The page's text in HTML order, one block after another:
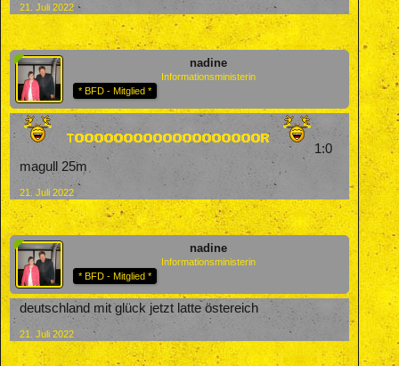
21. Juli 2022
nadine
Informationsministerin
* BFD - Mitglied *
1:0
magull 25m
21. Juli 2022
nadine
Informationsministerin
* BFD - Mitglied *
deutschland mit glück jetzt latte östereich
21. Juli 2022